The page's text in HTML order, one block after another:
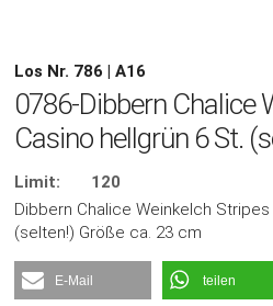
Los Nr. 786 | A16
0786-Dibbern Chalice
Casino hellgrün 6 St.
Limit:
120
Dibbern Chalice Weinkelch
(selten!) Größe ca. 23 cm
E-Mail teilen